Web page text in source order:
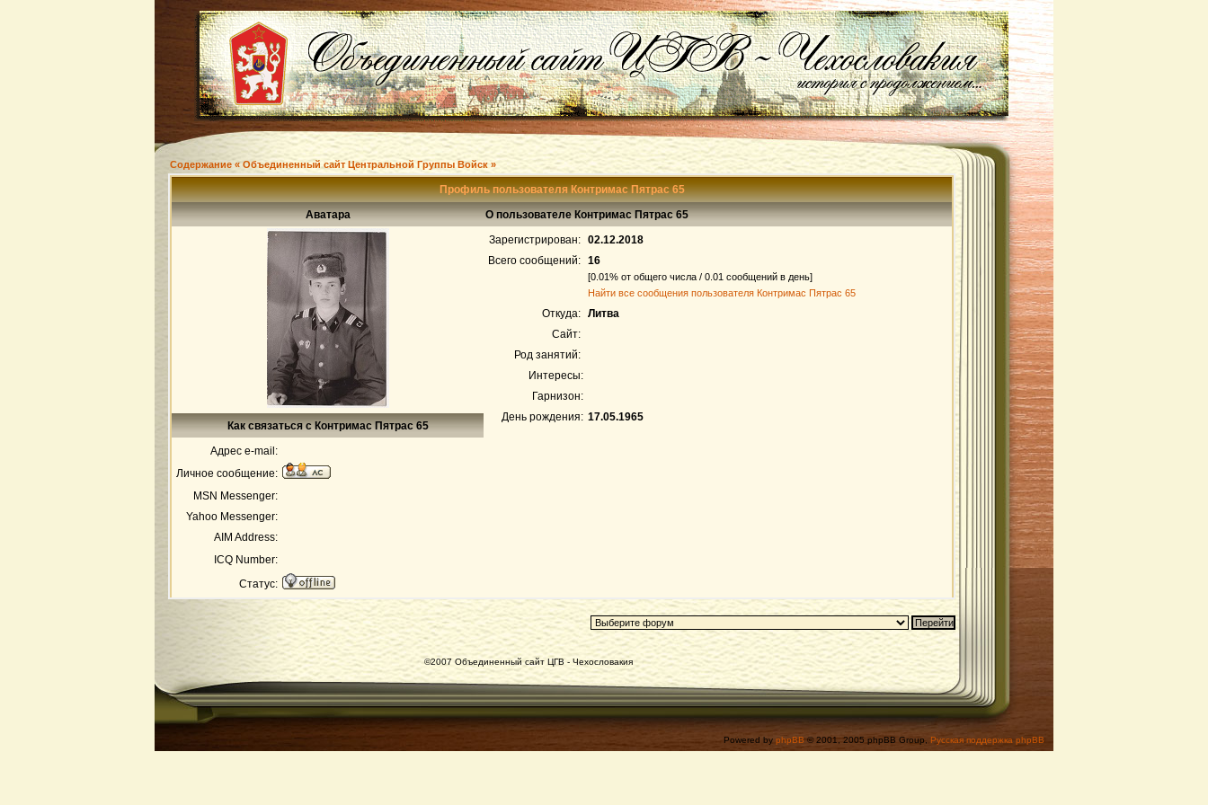
Содержание « Объединенный сайт Центральной Группы Войск »
Профиль пользователя Контримас Пятрас 65
Аватара
О пользователе Контримас Пятрас 65
Зарегистрирован: 02.12.2018
Всего сообщений: 16
[0.01% от общего числа / 0.01 сообщений в день]
Найти все сообщения пользователя Контримас Пятрас 65
Откуда: Литва
Сайт:
Род занятий:
Интересы:
Гарнизон:
День рождения: 17.05.1965
Как связаться с Контримас Пятрас 65
Адрес e-mail:
Личное сообщение:
MSN Messenger:
Yahoo Messenger:
AIM Address:
ICQ Number:
Статус:
©2007 Объединенный сайт ЦГВ - Чехословакия
Powered by phpBB © 2001, 2005 phpBB Group, Русская поддержка phpBB